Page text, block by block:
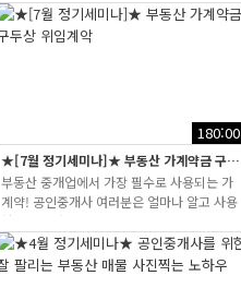
180:00
★[7월 정기세미나]★ 부동산 가계약금 구두상 위임계악
부동산 중개업에서 가장 필수로 사용되는 가
계약! 공인중개사 여러분은 얼마나 알고 사용
하고 계시나요?